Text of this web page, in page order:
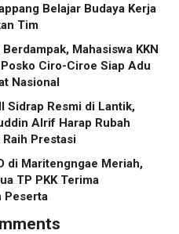
Belajar Budaya Kerja
Tim
Mahasiswa KKN
Posko Ciro-Ciroe Siap Adu
Nasional
Sidrap Resmi di Lantik,
Alrif Harap Rubah
Prestasi
di Maritengngae Meriah,
TP PKK Terima
Peserta